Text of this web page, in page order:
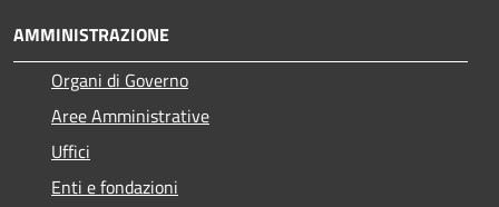
AMMINISTRAZIONE
Organi di Governo
Aree Amministrative
Uffici
Enti e fondazioni